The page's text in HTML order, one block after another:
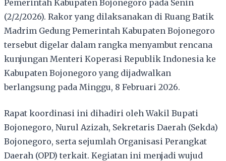
Pemerintah Kabupaten Bojonegoro pada Senin
(2/2/2026). Rakor yang dilaksanakan di Ruang Batik
Madrim Gedung Pemerintah Kabupaten Bojonegoro
tersebut digelar dalam rangka menyambut rencana
kunjungan Menteri Koperasi Republik Indonesia ke
Kabupaten Bojonegoro yang dijadwalkan
berlangsung pada Minggu, 8 Februari 2026.
Rapat koordinasi ini dihadiri oleh Wakil Bupati
Bojonegoro, Nurul Azizah, Sekretaris Daerah (Sekda)
Bojonegoro, serta sejumlah Organisasi Perangkat
Daerah (OPD) terkait. Kegiatan ini menjadi wujud